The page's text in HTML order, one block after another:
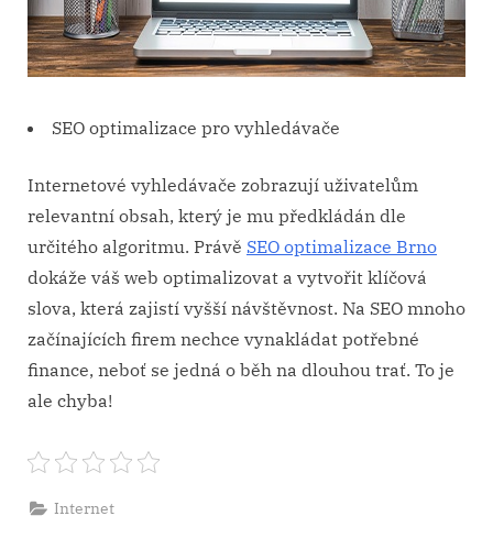
SEO optimalizace pro vyhledávače
Internetové vyhledávače zobrazují uživatelům
relevantní obsah, který je mu předkládán dle
určitého algoritmu. Právě SEO optimalizace Brno
dokáže váš web optimalizovat a vytvořit klíčová
slova, která zajistí vyšší návštěvnost. Na SEO mnoho
začínajících firem nechce vynakládat potřebné
finance, neboť se jedná o běh na dlouhou trať. To je
ale chyba!
Internet